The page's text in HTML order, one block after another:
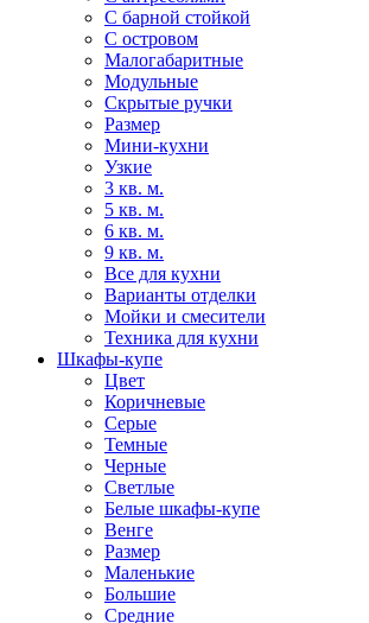
С барной стойкой
С островом
Малогабаритные
Модульные
Скрытые ручки
Размер
Мини-кухни
Узкие
3 кв. м.
5 кв. м.
6 кв. м.
9 кв. м.
Все для кухни
Варианты отделки
Мойки и смесители
Техника для кухни
Шкафы-купе
Цвет
Коричневые
Серые
Темные
Черные
Светлые
Белые шкафы-купе
Венге
Размер
Маленькие
Большие
Средние